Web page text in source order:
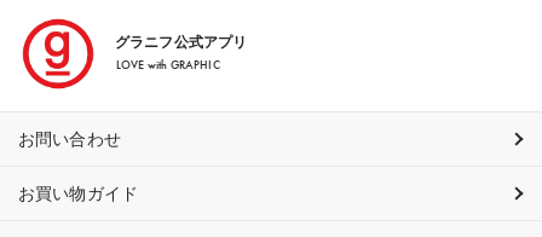
グラニフ公式アプリ
LOVE with GRAPHIC
お問い合わせ
お買い物ガイド